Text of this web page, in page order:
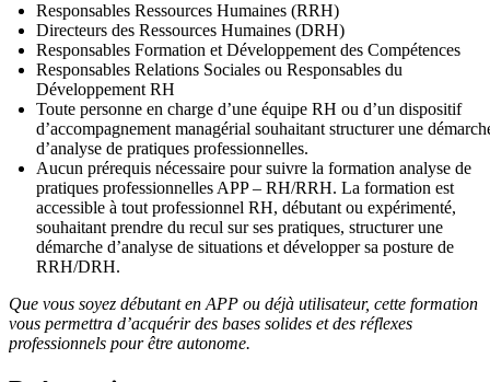
Responsables Ressources Humaines (RRH)
Directeurs des Ressources Humaines (DRH)
Responsables Formation et Développement des Compétences
Responsables Relations Sociales ou Responsables du
Développement RH
Toute personne en charge d’une équipe RH ou d’un dispositif
d’accompagnement managérial souhaitant structurer une
d’analyse de pratiques professionnelles.
Aucun prérequis nécessaire pour suivre la formation analyse de
pratiques professionnelles APP – RH/RRH. La formation est
accessible à tout professionnel RH, débutant ou expérimenté,
souhaitant prendre du recul sur ses pratiques, structurer une
démarche d’analyse de situations et développer sa posture de
RRH/DRH.
Que vous soyez débutant en APP ou déjà utilisateur, cette formation
vous permettra d’acquérir des bases solides et des réflexes
professionnels pour être autonome.